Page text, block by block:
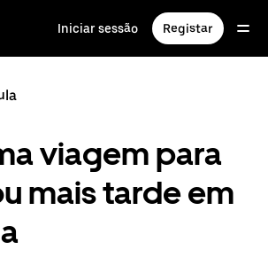
Iniciar sessão Registar
viagem para
mais tarde em